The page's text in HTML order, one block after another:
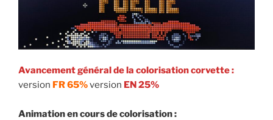
Avancement général de la colorisation corvette :
version FR 65%version EN 25%
Animation en cours de colorisation :